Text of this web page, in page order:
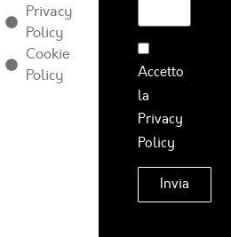
Privacy
Policy
Cookie
Policy
Accetto
la
Privacy
Policy
Invia